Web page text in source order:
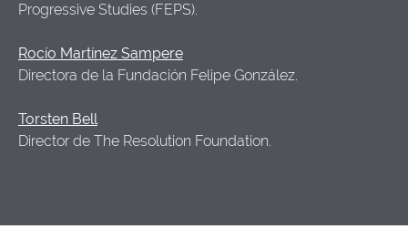
Progressive Studies (FEPS).
Rocío Martínez Sampere
Directora de la Fundación Felipe González.
Torsten Bell
Director de The Resolution Foundation.